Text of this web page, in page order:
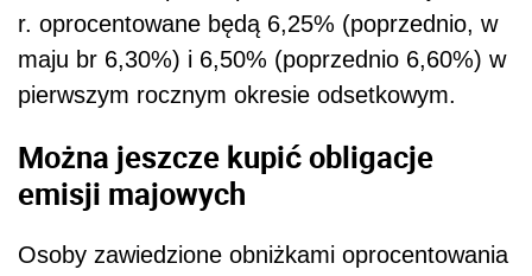
r. oprocentowane będą 6,25% (poprzednio, w
maju br 6,30%) i 6,50% (poprzednio 6,60%) w
pierwszym rocznym okresie odsetkowym.
Można jeszcze kupić obligacje
emisji majowych
Osoby zawiedzione obniżkami oprocentowania